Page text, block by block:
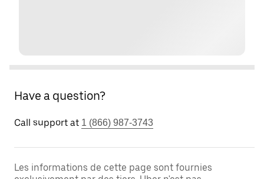
Have a question?
Call support at 1 (866) 987-3743
Les informations de cette page sont fournies